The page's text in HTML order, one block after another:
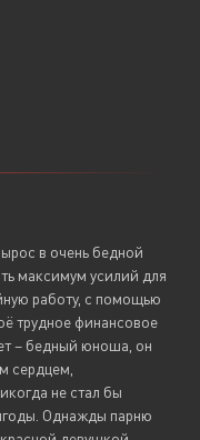
в очень бедной
максимум усилий для
работу, с помощью
трудное финансовое
– бедный юноша, он
сердцем,
не стал бы
Однажды парню